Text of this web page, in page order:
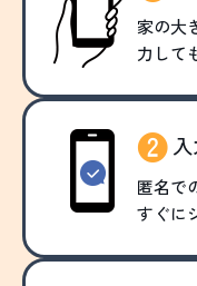
家の大
力して
匿名で
すぐに